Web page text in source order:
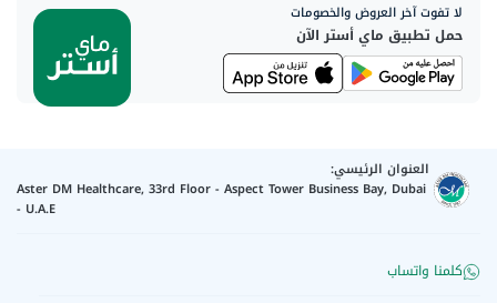
لا تفوت آخر العروض والخصومات
حمل تطبيق ماي أستر الآن
العنوان الرئيسي:
Aster DM Healthcare, 33rd Floor - Aspect Tower Business Bay, Dubai
- U.A.E
كلمنا واتساب